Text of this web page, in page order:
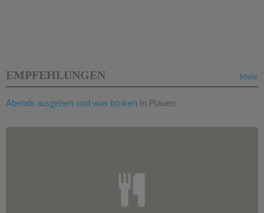
Mehr
EMPFEHLUNGEN
Abends ausgehen und was trinken in Plauen: